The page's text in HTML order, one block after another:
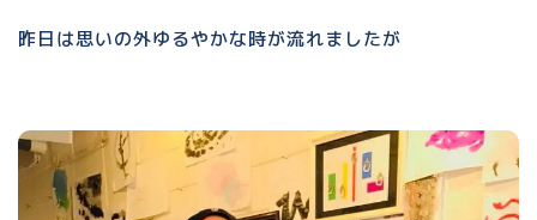
昨日は思いの外ゆるやかな時が流れましたが